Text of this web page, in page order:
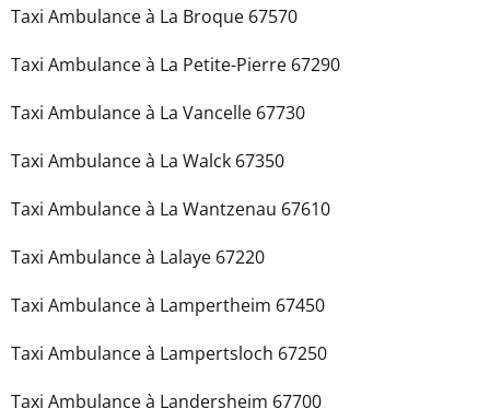
Taxi Ambulance à La Broque 67570
Taxi Ambulance à La Petite-Pierre 67290
Taxi Ambulance à La Vancelle 67730
Taxi Ambulance à La Walck 67350
Taxi Ambulance à La Wantzenau 67610
Taxi Ambulance à Lalaye 67220
Taxi Ambulance à Lampertheim 67450
Taxi Ambulance à Lampertsloch 67250
Taxi Ambulance à Landersheim 67700